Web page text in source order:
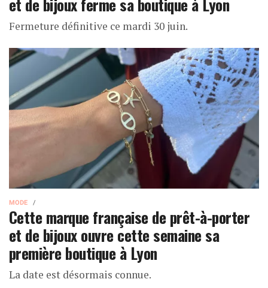
Fermeture définitive ce mardi 30 juin.
MODE
Cette marque française de prêt-à-porter
et de bijoux ouvre cette semaine sa
première boutique à Lyon
La date est désormais connue.